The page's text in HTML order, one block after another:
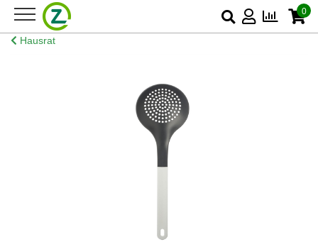
0
Hausrat